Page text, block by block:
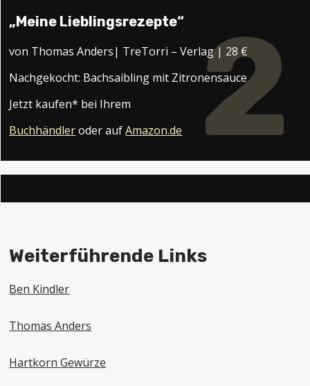
2
„Meine Lieblingsrezepte“
von Thomas Anders| TreTorri – Verlag | 28 €
Nachgekocht: Bachsaibling mit Zitronensauce
Jetzt kaufen* bei Ihrem
Buchhändleroder aufAmazon.de
Weiterführende Links
Ben Kindler
Thomas Anders
Hartkorn Gewürze